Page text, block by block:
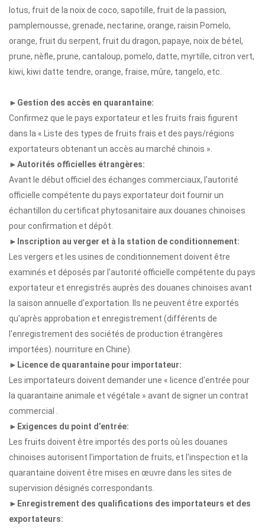
lotus, fruit de la noix de coco, sapotille, fruit de la passion,
pamplemousse, grenade, nectarine, orange, raisin Pomelo,
orange, fruit du serpent, fruit du dragon, papaye, noix de bétel,
prune, nèfle, prune, cantaloup, pomelo, datte, myrtille, citron vert,
kiwi, kiwi datte tendre, orange, fraise, mûre, tangelo, etc.
►Gestion des accès en quarantaine:
Confirmez que le pays exportateur et les fruits frais figurent
dans la « Liste des types de fruits frais et des pays/régions
exportateurs obtenant un accès au marché chinois ».
►Autorités officielles étrangères:
Avant le début officiel des échanges commerciaux, l'autorité
officielle compétente du pays exportateur doit fournir un
échantillon du certificat phytosanitaire aux douanes chinoises
pour confirmation et dépôt.
►Inscription au verger et à la station de conditionnement:
Les vergers et les usines de conditionnement doivent être
examinés et déposés par l'autorité officielle compétente du pays
exportateur et enregistrés auprès des douanes chinoises avant
la saison annuelle d'exportation. Ils ne peuvent être exportés
qu'après approbation et enregistrement (différents de
l'enregistrement des sociétés de production étrangères
importées). nourriture en Chine).
►Licence de quarantaine pour importateur:
Les importateurs doivent demander une « licence d'entrée pour
la quarantaine animale et végétale » avant de signer un contrat
commercial .
►Exigences du point d’entrée:
Les fruits doivent être importés des ports où les douanes
chinoises autorisent l'importation de fruits, et l'inspection et la
quarantaine doivent être mises en œuvre dans les sites de
supervision désignés correspondants.
►Enregistrement des qualifications des importateurs et des
exportateurs: